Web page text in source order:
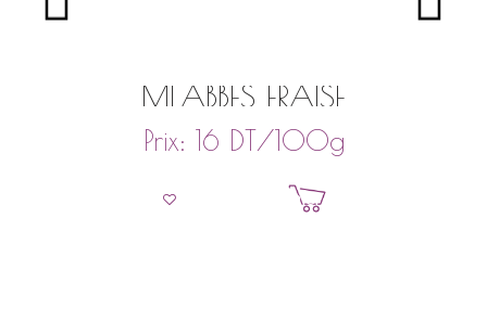
MLABBES FRAISE
Prix: 16 DT/100g
Ajouter au panier